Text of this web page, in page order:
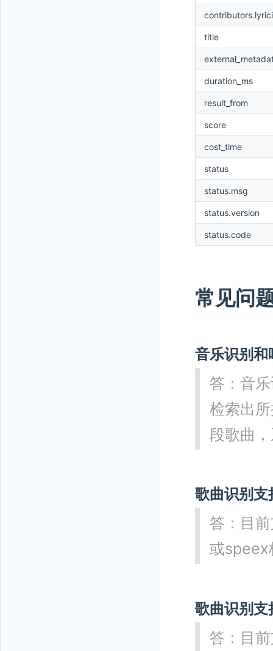
title
duration_ms
result_from
score
cost_time
status
status.msg
status.version
status.code
常见问
音乐识别
答：音
检索出
段歌曲
歌曲识别
答：目
或speex
歌曲识别
答：目